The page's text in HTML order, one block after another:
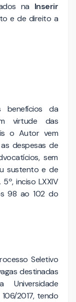
na Inserir
e de direito a
benefícios da
virtude das
o Autor vem
despesas de
sem
sustento e de
inciso LXXIV
98 ao 102 do
Seletivo
destinadas
2017, tendo